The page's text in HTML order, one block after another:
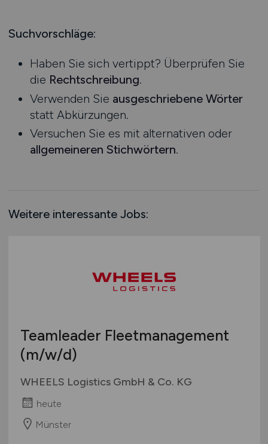
Schienen- / Straßen- / Luft- / Seefracht
Supply Chain Management
Vertrieb / Verkauf / Handel
Zoll / Behörden
Sonstige
Mecklenburg-Vorpommern
Nordrhein-Westfalen
Rheinland-Pfalz
Saarland
Sachsen
Sachsen-Anhalt
Schleswig-Holstein
Schweiz
Suchvorschläge:
Haben Sie sich vertippt? Überprüfen Sie
die Rechtschreibung.
Verwenden Sie ausgeschriebene Wörter
statt Abkürzungen.
Versuchen Sie es mit alternativen oder
allgemeineren Stichwörtern.
Weitere interessante Jobs:
Teamleader Fleetmanagement
(m/w/d)
WHEELS Logistics GmbH & Co. KG
heute
Münster